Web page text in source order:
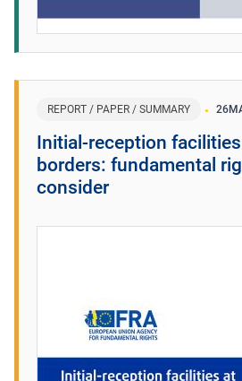
REPORT / PAPER / SUMMARY 26
Initial-reception facilities
borders: fundamental
consider